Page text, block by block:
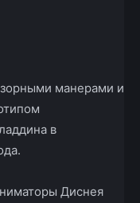
манерами и
в
Диснея